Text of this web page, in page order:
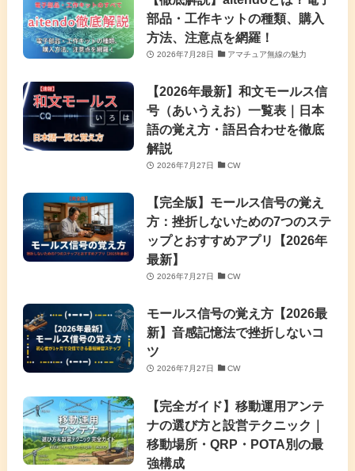
部品・工作キットの種類、購入
方法、注意点を網羅！
2026年7月28日 アマチュア無線の魅力
【2026年最新】和文モールス信
号（あいうえお）一覧表｜日本
語の覚え方・語呂合わせを徹底
解説
2026年7月27日 CW
【完全版】モールス信号の覚え
方：挫折しないための7つのステ
ップとおすすめアプリ【2026年
最新】
2026年7月27日 CW
モールス信号の覚え方【2026最
新】音感記憶法で挫折しないコ
ツ
2026年7月27日 CW
【完全ガイド】移動運用アンテ
ナの選び方と設営テクニック｜
移動場所・QRP・POTA別の最
強構成